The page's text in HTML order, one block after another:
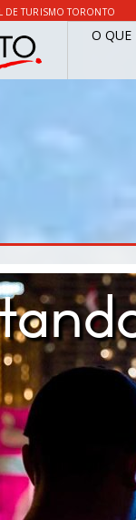
DE TURISMO TORONTO
O QUE